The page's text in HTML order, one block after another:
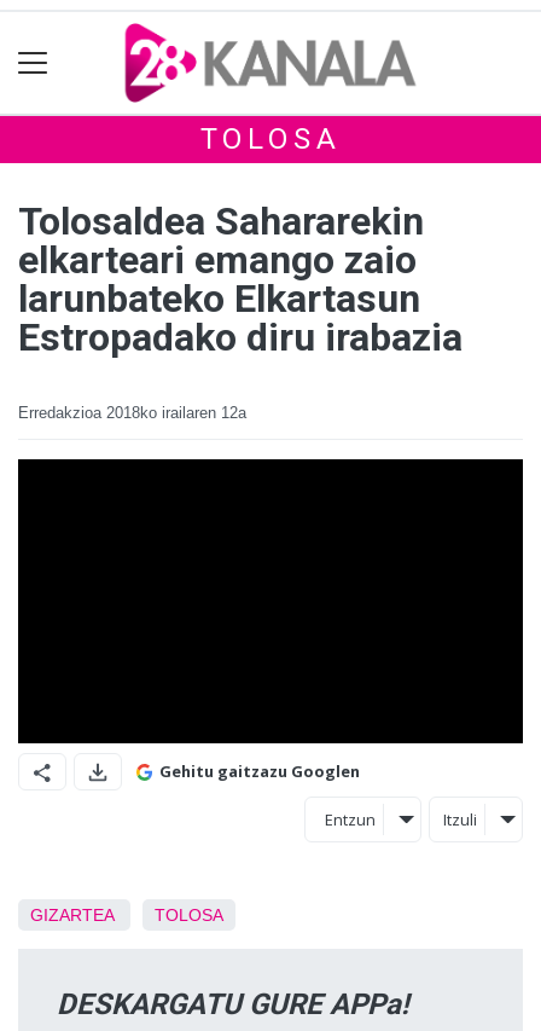
TOLOSA
Tolosaldea Sahararekin
elkarteari emango zaio
larunbateko Elkartasun
Estropadako diru irabazia
Erredakzioa 2018ko irailaren 12a
Gehitu gaitzazu Googlen
Entzun Itzuli
GIZARTEA TOLOSA
DESKARGATU GURE APPa!